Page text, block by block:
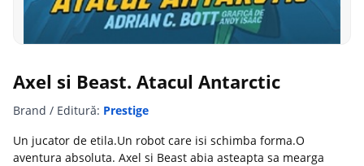
Axel si Beast. Atacul Antarctic
Brand / Editură: Prestige
Un jucator de etila.Un robot care isi schimba forma.O
aventura absoluta. Axel si Beast abia asteapta sa mearga